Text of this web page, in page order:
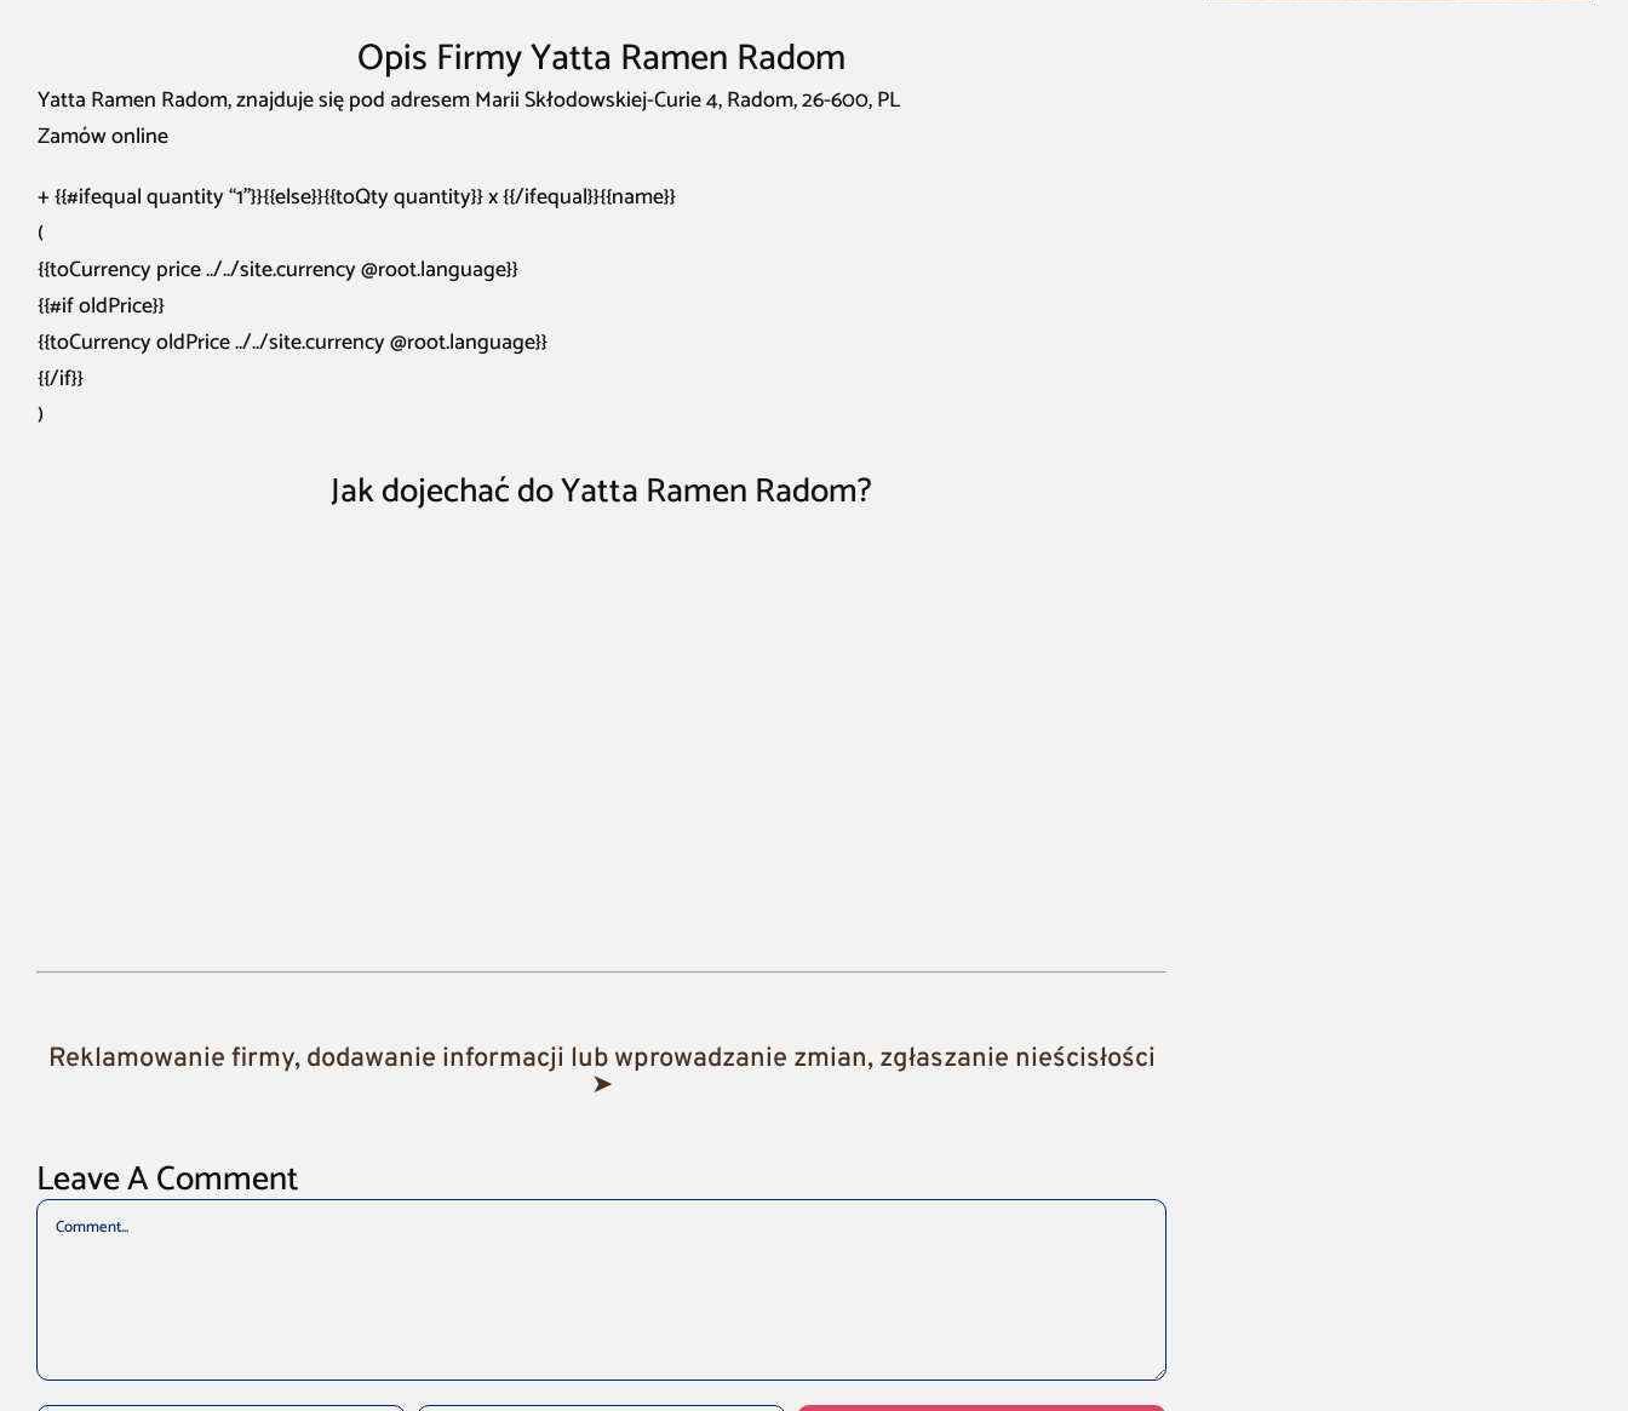
Opis Firmy Yatta Ramen Radom
Yatta Ramen Radom, znajduje się pod adresem Marii Skłodowskiej-Curie 4, Radom, 26-600, PL
Zamów online
+ {{#ifequal quantity “1”}}{{else}}{{toQty quantity}} x {{/ifequal}}{{name}}
(
{{toCurrency price ../../site.currency @root.language}}
{{#if oldPrice}}
{{toCurrency oldPrice ../../site.currency @root.language}}
{{/if}}
)
Jak dojechać do Yatta Ramen Radom?
Reklamowanie firmy, dodawanie informacji lub wprowadzanie zmian, zgłaszanie nieścisłości
➤
Leave A Comment
Comment